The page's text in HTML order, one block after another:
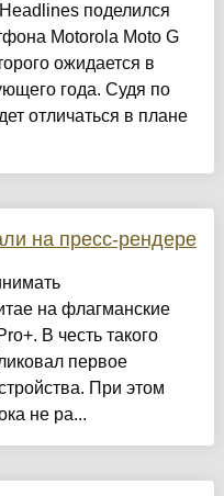
поделился
Motorola Moto G
ожидается в
года. Судя по
отличаться в плане
на пресс-рендере
на флагманские
В честь такого
первое
При этом
не ра...